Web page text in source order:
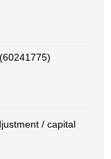
/ capital